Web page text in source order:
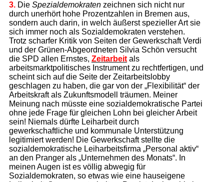
3.Die Spezialdemokratenzeichnen sich nicht nur
durch unerhört hohe Prozentzahlen in Bremen aus,
sondern auch darin, in welch äußerst spezieller Art sie
sich immer noch als Sozialdemokraten verstehen.
Trotz scharfer Kritik von Seiten der Gewerkschaft Verdi
und der Grünen-Abgeordneten Silvia Schön versucht
die SPD allen Ernstes, Zeitarbeitals
arbeitsmarktpolitisches Instrument zu rechtfertigen, und
scheint sich auf die Seite der Zeitarbeitslobby
geschlagen zu haben, die gar von der „Flexibilität“ der
Arbeitskraft als Zukunftsmodell träumen. Meiner
Meinung nach müsste eine sozialdemokratische Partei
ohne jede Frage für gleichen Lohn bei gleicher Arbeit
sein! Niemals dürfte Leiharbeit durch
gewerkschaftliche und kommunale Unterstützung
legitimiert werden! Die Gewerkschaft stellte die
sozialdemokratische Leiharbeitsfirma „Personal aktiv“
an den Pranger als „Unternehmen des Monats“. In
meinen Augen ist es völlig abwegig für
Sozialdemokraten, so etwas wie eine hauseigene